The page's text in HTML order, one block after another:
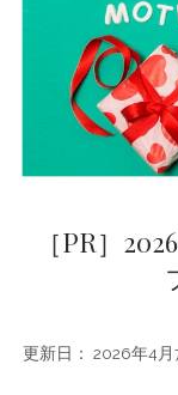
［PR］
更新日： 2026年4月